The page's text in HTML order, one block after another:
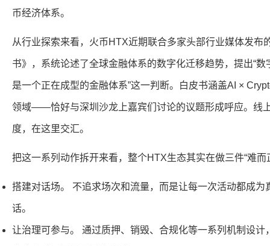
币经济体系。
从行业探索来看，火币HTX近期联合多家头部行业媒体发布
书》，系统论述了全球金融体系的数字化迁移趋势，提出“
是一个正在成型的金融体系”这一判断。白皮书涵盖AI ×
领域——恰好与深圳沙龙上嘉宾们讨论的议题形成呼应。线
度，在这里交汇。
把这一系列动作拆开来看，整个HTX生态其实在做三件“难而
搭建对话场。 不追求场次和流量，而是让每一次活动都成为
话。
让治理可参与。 通过质押、销毁、合规化等一系列机制设